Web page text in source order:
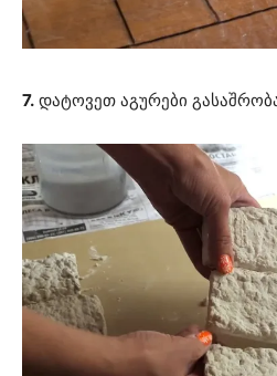
7. დატოვეთ აგურები